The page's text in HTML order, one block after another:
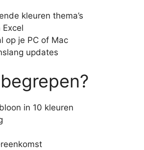
kleuren thema’s
Excel
op je PC of Mac
updates
in 10 kleuren